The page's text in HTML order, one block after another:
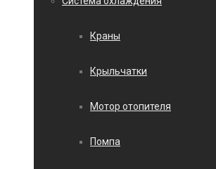
Краны
Крыльчатки
Мотор отопителя
Помпа